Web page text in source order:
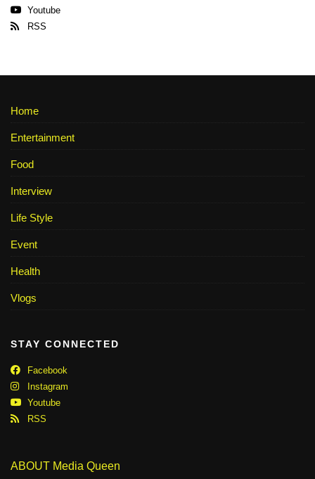
Youtube
RSS
Home
Entertainment
Food
Interview
Life Style
Event
Health
Vlogs
STAY CONNECTED
Facebook
Instagram
Youtube
RSS
ABOUT Media Queen